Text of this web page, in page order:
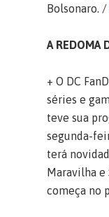
Bolsonaro.
A REDOMA
+ O DC
séries e
teve sua
segunda-
terá
Maravilha e
começa no